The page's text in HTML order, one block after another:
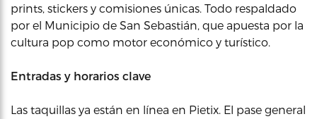
prints, stickers y comisiones únicas. Todo respaldado
por el Municipio de San Sebastián, que apuesta por la
cultura pop como motor económico y turístico.
Entradas y horarios clave
Las taquillas ya están en línea en Pietix. El pase general